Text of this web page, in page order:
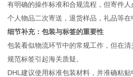
有明确的操作标准和合规流程，但寄件
个人物品二次寄送，退货样品，礼品等
细节补充：包装与标签的重要性
包装看似物流环节中的常规工作，但在
规范标签引起海关质疑。
DHL建议使用标准包装材料，并准确粘